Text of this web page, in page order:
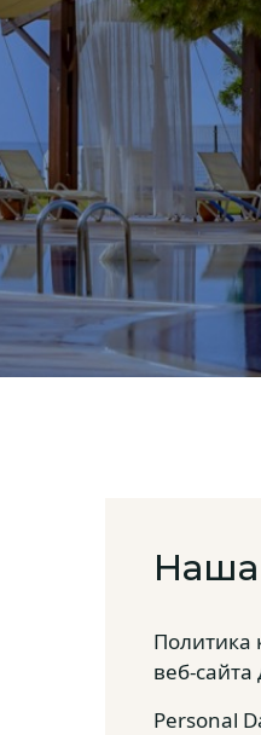
Fun
Блог
Наша
Политика
веб-
Personal